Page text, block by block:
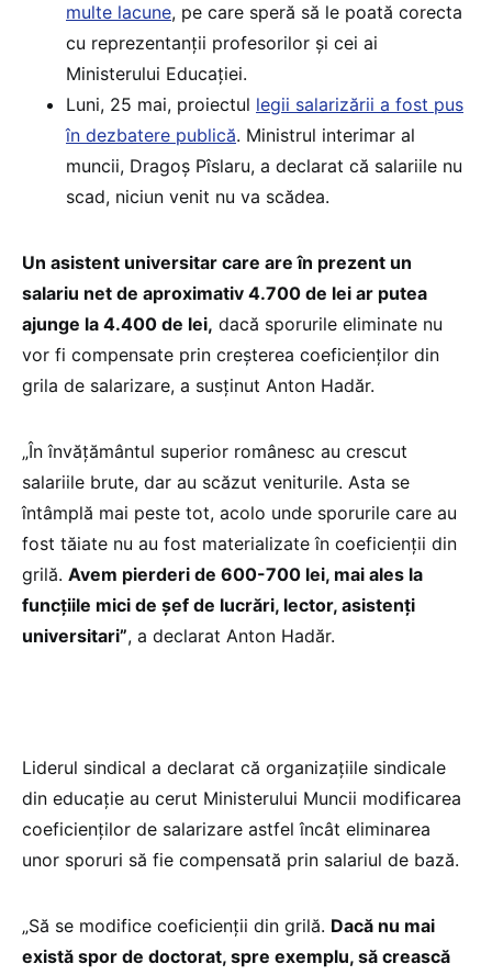
multe lacune, pe care speră să le poată corecta
cu reprezentanții profesorilor și cei ai
Ministerului Educației.
Luni, 25 mai, proiectul legii salarizării a fost pus
în dezbatere publică. Ministrul interimar al
muncii, Dragoș Pîslaru, a declarat că salariile nu
scad, niciun venit nu va scădea.
Un asistent universitar care are în prezent un
salariu net de aproximativ 4.700 de lei ar putea
ajunge la 4.400 de lei, dacă sporurile eliminate nu
vor fi compensate prin creșterea coeficienților din
grila de salarizare, a susținut Anton Hadăr.
„În învățământul superior românesc au crescut
salariile brute, dar au scăzut veniturile. Asta se
întâmplă mai peste tot, acolo unde sporurile care au
fost tăiate nu au fost materializate în coeficienții din
grilă. Avem pierderi de 600-700 lei, mai ales la
funcțiile mici de șef de lucrări, lector, asistenți
universitari”, a declarat Anton Hadăr.
Liderul sindical a declarat că organizațiile sindicale
din educație au cerut Ministerului Muncii modificarea
coeficienților de salarizare astfel încât eliminarea
unor sporuri să fie compensată prin salariul de bază.
„Să se modifice coeficienții din grilă. Dacă nu mai
există spor de doctorat, spre exemplu, să crească